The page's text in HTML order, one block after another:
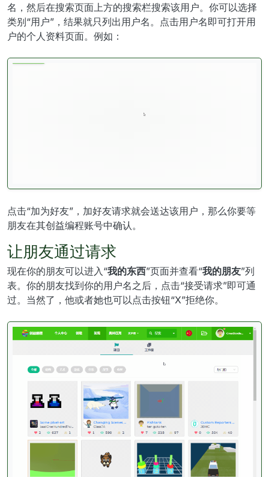
名，然后在搜索页面上方的搜索栏搜索该用户。你可以选择
类别“用户”，结果就只列出用户名。点击用户名即可打开用
户的个人资料页面。例如：
点击“加为好友”，加好友请求就会送达该用户，那么你要等
朋友在其创益编程账号中确认。
让朋友通过请求
现在你的朋友可以进入“我的东西”页面并查看“我的朋友”列
表。你的朋友找到你的用户名之后，点击“接受请求”即可通
过。当然了，他或者她也可以点击按钮“X”拒绝你。